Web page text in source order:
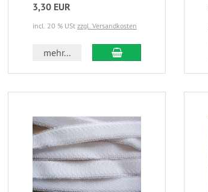
3,30 EUR
incl. 20 % USt zzgl. Versandkosten
mehr...